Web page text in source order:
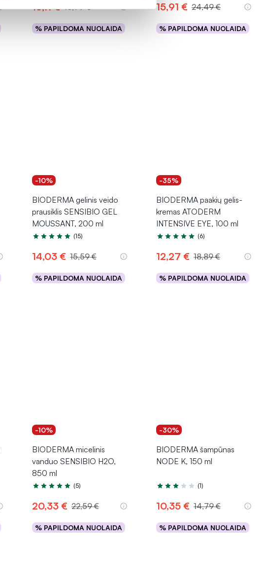
15,11 € 16,79 €
% PAPILDOMA NUOLAIDA
Į krepšelį
15,91 € 24,49 €
% PAPILDOMA NUOLAIDA
Į krepšelį
-10%
BIODERMA gelinis veido
prausiklis SENSIBIO GEL
MOUSSANT, 200 ml
Įvertinimas 5.0 iš 5
(15)
14,03 € 15,59 €
% PAPILDOMA NUOLAIDA
Į krepšelį
-35%
BIODERMA paakių gelis-
kremas ATODERM
INTENSIVE EYE, 100 ml
Įvertinimas 4.5 iš 5
(6)
12,27 € 18,89 €
% PAPILDOMA NUOLAIDA
Į krepšelį
-10%
BIODERMA micelinis
vanduo SENSIBIO H2O,
850 ml
Įvertinimas 5.0 iš 5
(5)
20,33 € 22,59 €
% PAPILDOMA NUOLAIDA
Į krepšelį
-30%
BIODERMA šampūnas
NODE K, 150 ml
Įvertinimas 3.0 iš 5
(1)
10,35 € 14,79 €
% PAPILDOMA NUOLAIDA
Į krepšelį